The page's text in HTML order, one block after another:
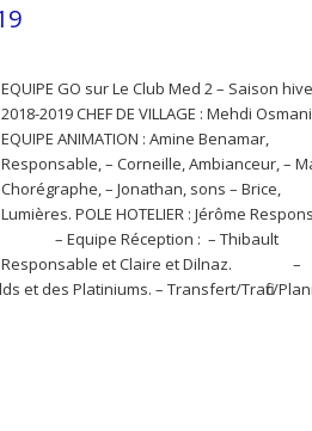
EQUIPE GO sur Le Club Med 2 – Saison
2018-2019 CHEF DE VILLAGE : Mehdi Osmani
EQUIPE ANIMATION : Amine Benamar,
Responsable, – Corneille, Ambianceur, –
Chorégraphe, – Jonathan, sons – Brice,
Lumières. POLE HOTELIER : Jérôme
– Equipe Réception : – Thibault
Responsable et Claire et Dilnaz. –
et des Platiniums. – Transfert/Trafic/